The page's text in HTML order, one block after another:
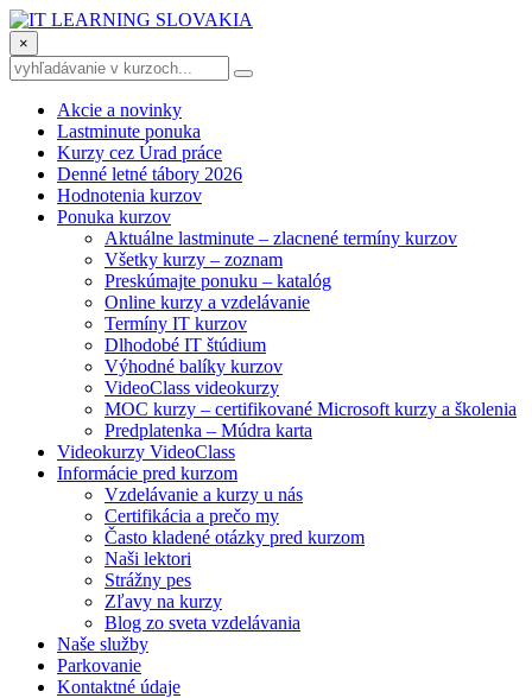
×
Akcie a novinky
Lastminute ponuka
Kurzy cez Úrad práce
Denné letné tábory 2026
Hodnotenia kurzov
Ponuka kurzov
Aktuálne lastminute – zlacnené termíny kurzov
Všetky kurzy – zoznam
Preskúmajte ponuku – katalóg
Online kurzy a vzdelávanie
Termíny IT kurzov
Dlhodobé IT štúdium
Výhodné balíky kurzov
VideoClass videokurzy
MOC kurzy – certifikované Microsoft kurzy a školenia
Predplatenka – Múdra karta
Videokurzy VideoClass
Informácie pred kurzom
Vzdelávanie a kurzy u nás
Certifikácia a prečo my
Často kladené otázky pred kurzom
Naši lektori
Strážny pes
Zľavy na kurzy
Blog zo sveta vzdelávania
Naše služby
Parkovanie
Kontaktné údaje